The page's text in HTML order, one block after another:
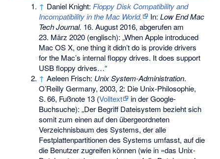
↑ Daniel Knight: Floppy Disk Compatibility and
Incompatibility in the Mac World.
In:Low End Mac
Tech Journal. 16. August 2016, abgerufen am
23. März 2020 (englisch): „When Apple introduced
Mac OS X, one thing it didn’t do is provide drivers
for the Mac’s internal floppy drives. It does support
USB floppy drives…“
↑ Aeleen Frisch: Unix System-Administration.
O’Reilly Germany, 2003, 2: Die Unix-Philosophie,
S.66, Fußnote 13 (Volltext
in der Google-
Buchsuche): „Der Begriff Dateisystem bezieht sich
somit zum einen auf den übergeordneten
Verzeichnisbaum des Systems, der alle
Festplattenpartitionen des Systems umfasst, auf die
die Benutzer zugreifen können (wie in »das Unix-